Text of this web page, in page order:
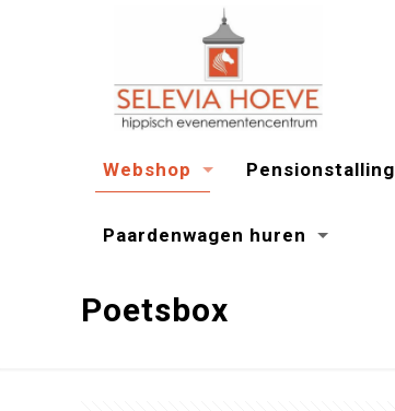
Webshop Pensionstalling
Paardenwagen huren
Poetsbox